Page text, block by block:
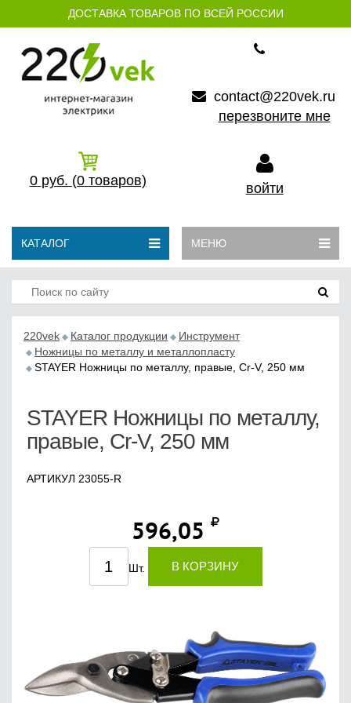
ДОСТАВКА ТОВАРОВ ПО ВСЕЙ РОССИИ
contact@220vek.ru
перезвоните мне
0 руб. (0 товаров) войти
КАТАЛОГ МЕНЮ
220vek Каталог продукции
Инструмент
Ножницы по металлу и металлопласту
STAYER Ножницы по металлу, правые, Cr-V, 250 мм
STAYER Ножницы по металлу,
правые, Cr-V, 250 мм
АРТИКУЛ 23055-R
596,05
Шт. В КОРЗИНУ